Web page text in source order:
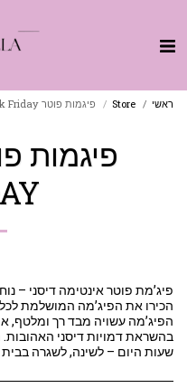
ראשי Store פיגמות פוטר Black Friday
הכירו את הפיג’מה המושלמת
הפיג’מה עשויה מבד רך ומלטף,
בהשראת דמויות דיסני
שעות היום – לשינה, לשגרה בבית